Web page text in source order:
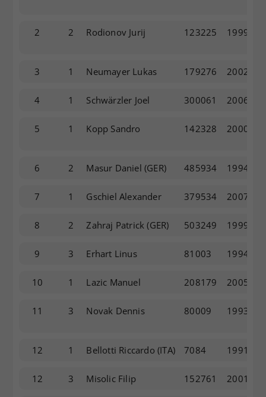
2 2 Rodionov Jurij 123225 1999
3 1 Neumayer Lukas 179276 2002
4 1 Schwärzler Joel 300061 2006
5 1 Kopp Sandro 142328 2000
6 2 Masur Daniel(GER) 485934 1994
7 1 Gschiel Alexander 379534 2007
8 2 Zahraj Patrick(GER) 503249 1999
9 3 Erhart Linus 81003 1994
10 1 Lazic Manuel 208179 2005
11 3 Novak Dennis 80009 1993
12 1 Bellotti Riccardo(ITA) 7084 1991
12 3 Misolic Filip 152761 2001
Einstellungen. Unter anderem eine
zufällig generierte ID, für die
vorgenommen Einstellungen, falls der
Webseiten-Betreiber dies eingestellt